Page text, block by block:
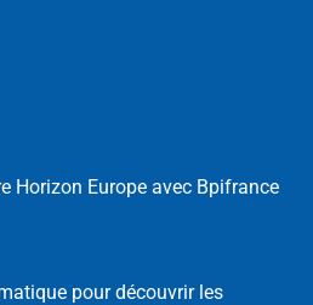
Horizon Europe avec Bpifrance
pour découvrir les